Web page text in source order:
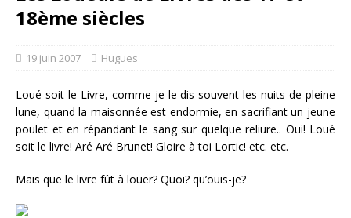
18ème siècles
19 juin 2007 Hugues
Loué soit le Livre, comme je le dis souvent les nuits de pleine
lune, quand la maisonnée est endormie, en sacrifiant un jeune
poulet et en répandant le sang sur quelque reliure.. Oui! Loué
soit le livre! Aré Aré Brunet! Gloire à toi Lortic! etc. etc.
Mais que le livre fût à louer? Quoi? qu’ouis-je?